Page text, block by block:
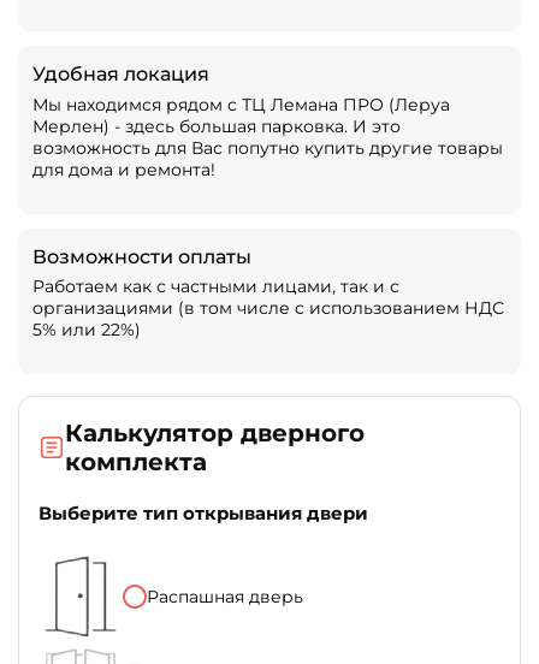
Удобная локация
Мы находимся рядом с ТЦ Лемана ПРО (Леруа
Мерлен) - здесь большая парковка. И это
возможность для Вас попутно купить другие товары
для дома и ремонта!
Возможности оплаты
Работаем как с частными лицами, так и с
организациями (в том числе с использованием НДС
5% или 22%)
Калькулятор дверного
комплекта
Выберите тип открывания двери
Распашная дверь